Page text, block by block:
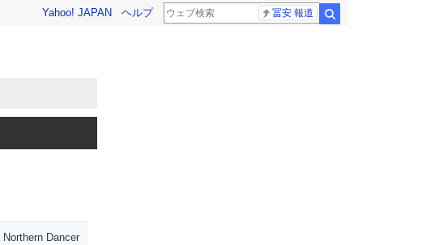
Yahoo! JAPAN ヘルプ 冨安 報道
Northern Dancer